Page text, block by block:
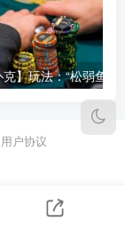
用户协议